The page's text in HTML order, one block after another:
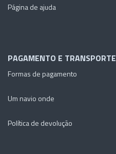
Página de ajuda
PAGAMENTO E TRANSPORTE
Formas de pagamento
Um navio onde
Política de devolução